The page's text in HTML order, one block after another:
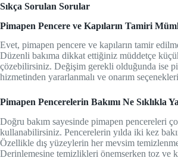
Sıkça Sorulan Sorular
Pimapen Pencere ve Kapıların Tamiri
Evet, pimapen pencere ve kapıların tamir
Düzenli bakıma dikkat ettiğiniz müddetçe
çözebilirsiniz. Değişim gerekli olduğunda ise
hizmetinden yararlanmalı ve onarım
Pimapen Pencerelerin Bakımı Ne Sıklıkla
Doğru bakım sayesinde pimapen pencereleri
kullanabilirsiniz. Pencerelerin yılda iki kez
Özellikle dış yüzeylerin her mevsim
Derinlemesine temizlikleri önemserken toz ve